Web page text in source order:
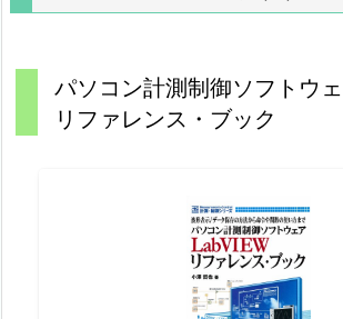
パソコン計測制御ソフトウ
リファレンス・ブック